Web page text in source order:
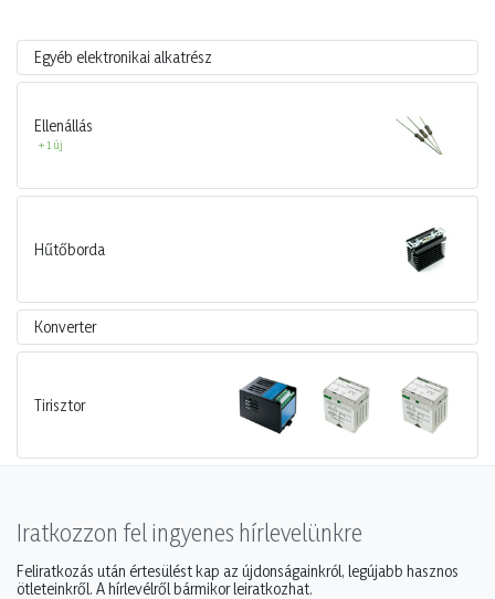
Egyéb elektronikai alkatrész
Ellenállás
+ 1 új
Hűtőborda
Konverter
Tirisztor
Iratkozzon fel ingyenes hírlevelünkre
Feliratkozás után értesülést kap az újdonságainkról, legújabb hasznos
ötleteinkről. A hírlevélről bármikor leiratkozhat.